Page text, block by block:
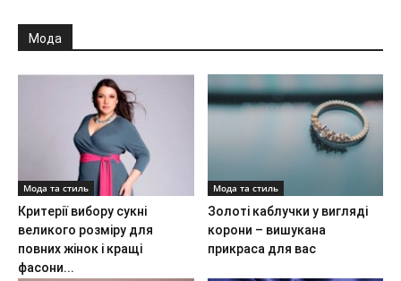
Мода
Мода та стиль
Критерії вибору сукні
великого розміру для
повних жінок і кращі
фасони...
Мода та стиль
Золоті каблучки у вигляді
корони – вишукана
прикраса для вас